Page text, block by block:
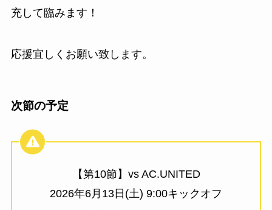
充して臨みます！
応援宜しくお願い致します。
次節の予定
【第10節】vs AC.UNITED
2026年6月13日(土) 9:00キックオフ